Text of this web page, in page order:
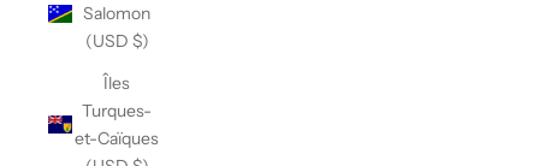
Salomon
(USD $)
Îles
Turques-
et-Caïques